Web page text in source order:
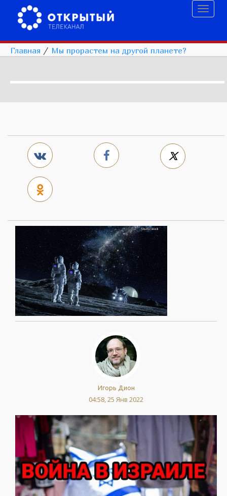
Главная / Мы прорастем на другой планете?
Игорь Дион
04:58, 25 Янв 2022